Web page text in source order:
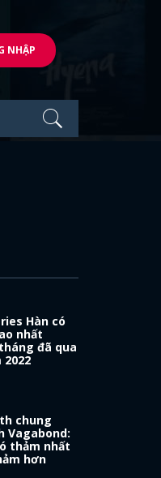
NHẬP
Hàn có
nhất
đã qua
2022
chung
Vagabond:
thảm nhất
hơn